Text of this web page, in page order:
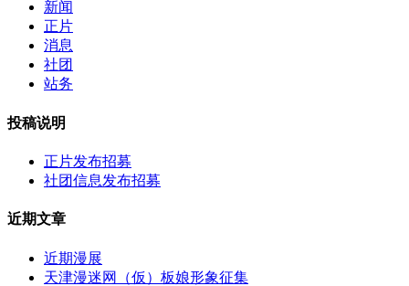
新闻
正片
消息
社团
站务
投稿说明
正片发布招募
社团信息发布招募
近期文章
近期漫展
天津漫迷网（仮）板娘形象征集